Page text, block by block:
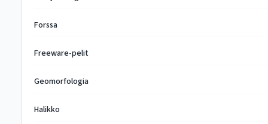
Forssa
Freeware-pelit
Geomorfologia
Halikko